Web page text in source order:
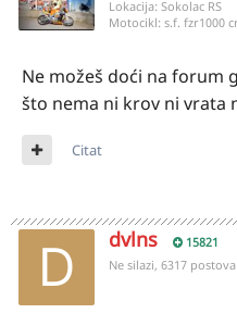
Lokacija: Sokolac RS
Motocikl: s.f. fzr1000
Ne možeš doći na forum
što nema ni krov ni vrata
Citat
dvlns 15821
Ne silazi, 6317 postova